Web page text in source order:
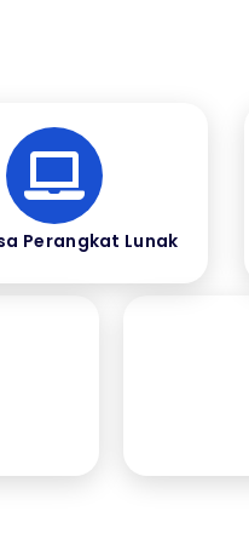
Perangkat Lunak